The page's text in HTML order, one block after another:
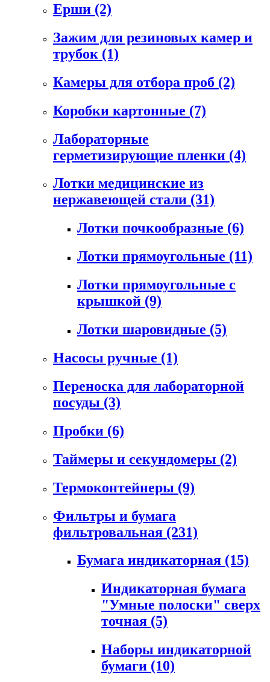
Ерши (2)
Зажим для резиновых камер и
трубок (1)
Камеры для отбора проб (2)
Коробки картонные (7)
Лабораторные
герметизирующие пленки (4)
Лотки медицинские из
нержавеющей стали (31)
Лотки почкообразные (6)
Лотки прямоугольные (11)
Лотки прямоугольные с
крышкой (9)
Лотки шаровидные (5)
Насосы ручные (1)
Переноска для лабораторной
посуды (3)
Пробки (6)
Таймеры и секундомеры (2)
Термоконтейнеры (9)
Фильтры и бумага
фильтровальная (231)
Бумага индикаторная (15)
Индикаторная бумага
"Умные полоски" сверх
точная (5)
Наборы индикаторной
бумаги (10)